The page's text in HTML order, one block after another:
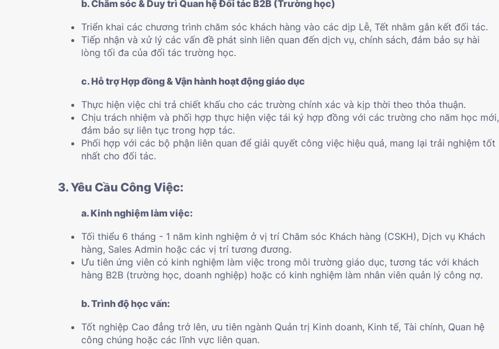
b. Chăm sóc & Duy trì Quan hệ Đối tác B2B (Trường học)
Triển khai các chương trình chăm sóc khách hàng vào các dịp Lễ, Tết nhằm gắn kết đối tác.
Tiếp nhận và xử lý các vấn đề phát sinh liên quan đến dịch vụ, chính sách, đảm bảo sự hài
lòng tối đa của đối tác trường học.
c. Hỗ trợ Hợp đồng & Vận hành hoạt động giáo dục
Thực hiện việc chi trả chiết khấu cho các trường chính xác và kịp thời theo thỏa thuận.
Chịu trách nhiệm và phối hợp thực hiện việc tái ký hợp đồng với các trường cho năm học mới,
đảm bảo sự liên tục trong hợp tác.
Phối hợp với các bộ phận liên quan để giải quyết công việc hiệu quả, mang lại trải nghiệm tốt
nhất cho đối tác.
3. Yêu Cầu Công Việc:
a. Kinh nghiệm làm việc:
Tối thiểu 6 tháng - 1 năm kinh nghiệm ở vị trí Chăm sóc Khách hàng (CSKH), Dịch vụ Khách
hàng, Sales Admin hoặc các vị trí tương đương.
Ưu tiên ứng viên có kinh nghiệm làm việc trong môi trường giáo dục, tương tác với khách
hàng B2B (trường học, doanh nghiệp) hoặc có kinh nghiệm làm nhân viên quản lý công nợ.
b. Trình độ học vấn:
Tốt nghiệp Cao đẳng trở lên, ưu tiên ngành Quản trị Kinh doanh, Kinh tế, Tài chính, Quan hệ
công chúng hoặc các lĩnh vực liên quan.